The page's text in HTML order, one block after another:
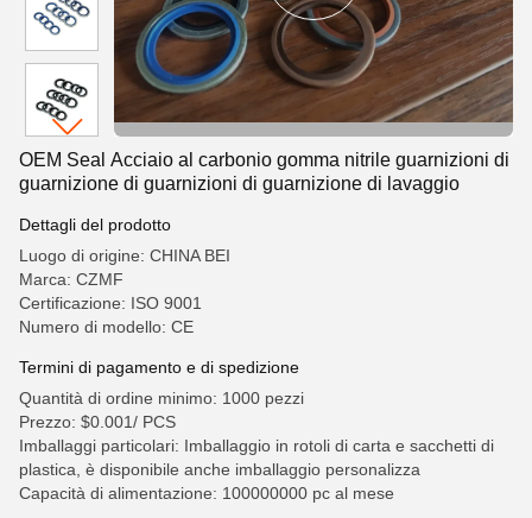
OEM Seal Acciaio al carbonio gomma nitrile guarnizioni di
guarnizione di guarnizioni di guarnizione di lavaggio
Dettagli del prodotto
Luogo di origine: CHINA BEI
Marca: CZMF
Certificazione: ISO 9001
Numero di modello: CE
Termini di pagamento e di spedizione
Quantità di ordine minimo: 1000 pezzi
Prezzo: $0.001/ PCS
Imballaggi particolari: Imballaggio in rotoli di carta e sacchetti di
plastica, è disponibile anche imballaggio personalizza
Capacità di alimentazione: 100000000 pc al mese